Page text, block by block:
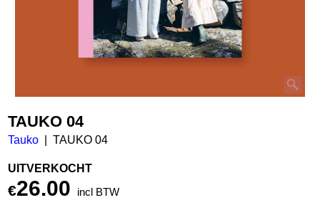
TAUKO 04
Tauko TAUKO 04
UITVERKOCHT
€26.00 incl BTW